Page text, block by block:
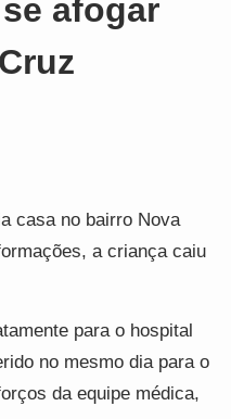
afogar
casa no bairro Nova
a criança caiu
para o hospital
no mesmo dia para o
da equipe médica,